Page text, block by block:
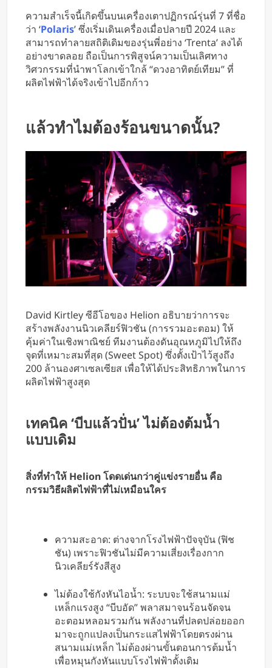
ความสำเร็จนี้เกิดขึ้นบนเครื่องเตาปฏิกรณ์รุ่นที่ 7 ที่ชื่อ
ว่า ‘Polaris’ ซึ่งเริ่มเดินเครื่องเมื่อปลายปี 2024 และ
สามารถทำลายสถิติเดิมของรุ่นพี่อย่าง ‘Trenta’ ลงได้
อย่างขาดลอย ถือเป็นการพิสูจน์ความเป็นเลิศทาง
วิศวกรรมที่นำพาโลกเข้าใกล้ “ดวงอาทิตย์เทียม” ที่
ผลิตไฟฟ้าได้จริงเข้าไปอีกก้าว
แล้วทำไมต้องร้อนขนาดนั้น?
David Kirtley ซีอีโอของ Helion อธิบายว่าการจะ
สร้างพลังงานนิวเคลียร์ฟิวชัน (การรวมอะตอม) ให้
คุ้มค่าในเชิงพาณิชย์ ทีมงานต้องดันอุณหภูมิไปให้ถึง
จุดที่เหมาะสมที่สุด (Sweet Spot) ซึ่งตั้งเป้าไว้สูงถึง
200 ล้านองศาเซลเซียส เพื่อให้ได้ประสิทธิภาพในการ
ผลิตไฟฟ้าสูงสุด
เทคนิค ‘บีบแล้วปั่น’ ไม่ต้องต้มน้ำ
แบบเดิม
สิ่งที่ทำให้ Helion โดดเด่นกว่าคู่แข่งรายอื่น คือ
กรรมวิธีผลิตไฟฟ้าที่ไม่เหมือนใคร
ความสะอาด: ต่างจากโรงไฟฟ้าปัจจุบัน (ฟิช
ชัน) เพราะฟิวชันไม่มีความเสี่ยงเรื่องกาก
นิวเคลียร์รังสีสูง
ไม่ต้องใช้กังหันไอน้ำ: ระบบจะใช้สนามแม่
เหล็กแรงสูง “บีบอัด” พลาสมาจนร้อนจัดจน
อะตอมหลอมรวมกัน พลังงานที่ปลดปล่อยออก
มาจะถูกแปลงเป็นกระแสไฟฟ้าโดยตรงผ่าน
สนามแม่เหล็ก ไม่ต้องผ่านขั้นตอนการต้มน้ำ
เพื่อหมุนกังหันแบบโรงไฟฟ้าดั้งเดิม